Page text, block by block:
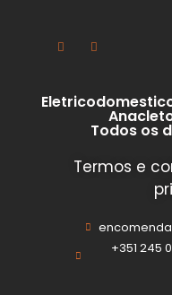
Todos os
Termos e
+351 245